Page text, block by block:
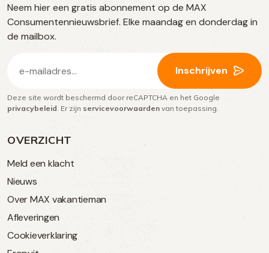
OVERZICHT
Meld een klacht
Nieuws
Over MAX vakantieman
Afleveringen
Cookieverklaring
social
media
Neem hier een gratis abonnement op de MAX
Consumentennieuwsbrief. Elke maandag en donderdag in
de mailbox.
mailadres
(Vereist)
Inschrijven
Deze site wordt beschermd door reCAPTCHA en het Google
privacybeleid . Er zijn servicevoorwaarden van toepassing.